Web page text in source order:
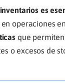
es
operaciones
que
o excesos de